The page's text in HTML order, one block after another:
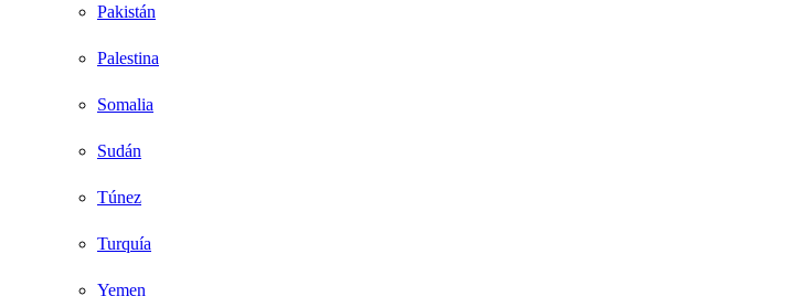
Pakistán
Palestina
Somalia
Sudán
Túnez
Turquía
Yemen